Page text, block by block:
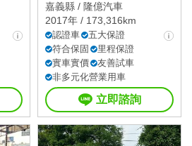
嘉義縣 / 隆億汽車
2017年 / 173,316km
認證車
五大保證
符合保固
里程保證
實車實價
友善試車
非多元化營業用車
立即諮詢